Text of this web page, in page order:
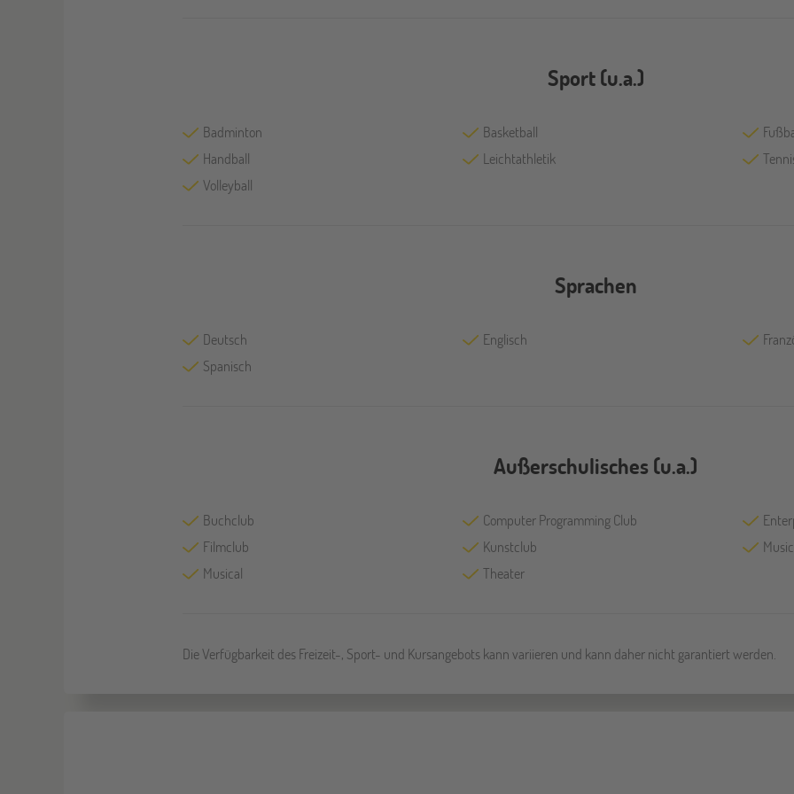
Sport (u.a.)
Badminton Basketball
Handball
Leichtathletik
Volleyball
Sprachen
Deutsch Englisch
Spanisch
Außerschulisches (u.a.)
Buchclub Computer Programming Club
Filmclub
Kunstclub
Musical
Theater
Die Verfügbarkeit des Freizeit-, Sport- und Kursangebots kann variieren und kann daher nicht garantiert werden.